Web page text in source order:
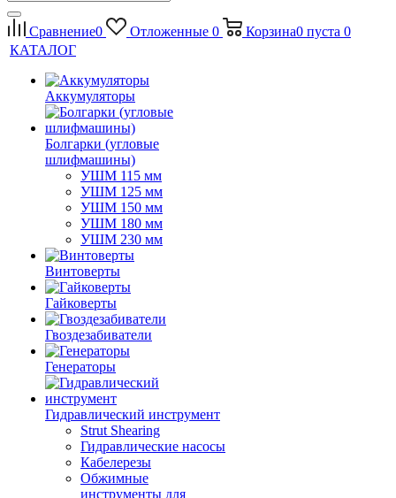
Сравнение0 Отложенные 0 Корзина0 пуста 0
КАТАЛОГ
Аккумуляторы
Болгарки (угловые
шлифмашины)
УШМ 115 мм
УШМ 125 мм
УШМ 150 мм
УШМ 180 мм
УШМ 230 мм
Винтоверты
Гайковерты
Гвоздезабиватели
Генераторы
Гидравлический инструмент
Strut Shearing
Гидравлические насосы
Кабелерезы
Обжимные
инструменты для